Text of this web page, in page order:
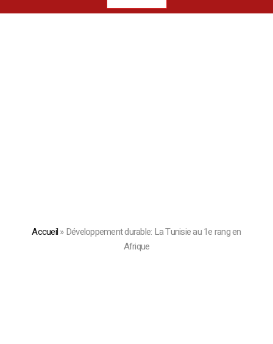
Accueil»Développement durable: La Tunisie au 1e rang en
Afrique